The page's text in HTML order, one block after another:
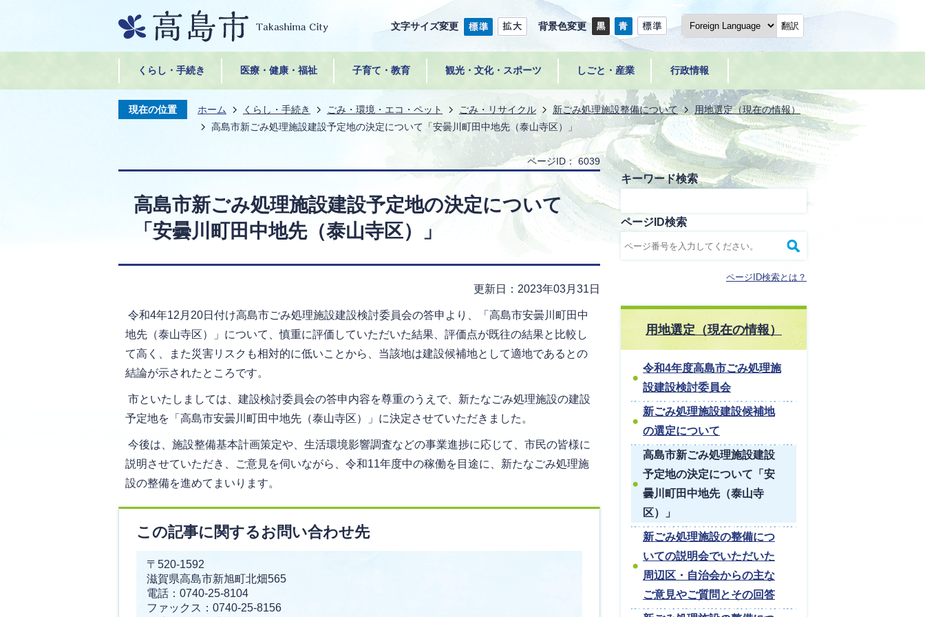
文字サイズ変更 背景色変更 翻訳
くらし・手続き 医療・健康・福祉 子育て・教育 観光・文化・スポーツ しごと・産業 行政情報
現在の位置 ホーム くらし・手続き ごみ・環境・エコ・ペット ごみ・リサイクル 新ごみ処理施設整備について
用地選定（現在の情報）
高島市新ごみ処理施設建設予定地の決定について「安曇川町田中地先（泰山寺区）」
ページID： 6039
高島市新ごみ処理施設建設予定地の決定について
「安曇川町田中地先（泰山寺区）」
更新日：2023年03月31日
令和4年12月20日付け高島市ごみ処理施設建設検討委員会の答申より、「高島市安曇川町田中
地先（泰山寺区）」について、慎重に評価していただいた結果、評価点が既往の結果と比較し
て高く、また災害リスクも相対的に低いことから、当該地は建設候補地として適地であるとの
結論が示されたところです。
市といたしましては、建設検討委員会の答申内容を尊重のうえで、新たなごみ処理施設の建設
予定地を「高島市安曇川町田中地先（泰山寺区）」に決定させていただきました。
今後は、施設整備基本計画策定や、生活環境影響調査などの事業進捗に応じて、市民の皆様に
説明させていただき、ご意見を伺いながら、令和11年度中の稼働を目途に、新たなごみ処理施
設の整備を進めてまいります。
この記事に関するお問い合わせ先
〒520-1592
滋賀県高島市新旭町北畑565
電話：0740-25-8104
ファックス：0740-25-8156
キーワード検索
ページID検索
ページID検索とは？
用地選定（現在の情報）
令和4年度高島市ごみ処理施
設建設検討委員会
新ごみ処理施設建設候補地
の選定について
高島市新ごみ処理施設建設
予定地の決定について「安
曇川町田中地先（泰山寺
区）」
新ごみ処理施設の整備につ
いての説明会でいただいた
周辺区・自治会からの主な
ご意見やご質問とその回答